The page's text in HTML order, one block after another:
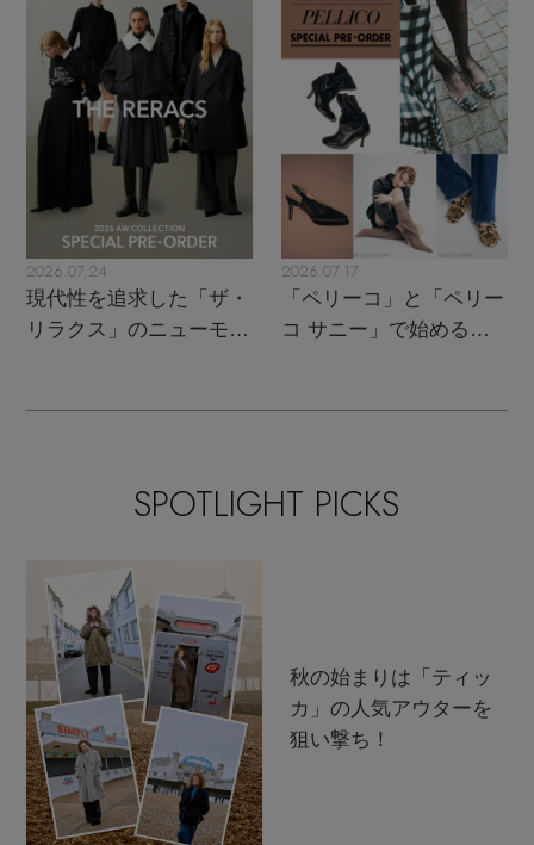
2026.07.24
現代性を追求した「ザ・
リラクス」のニューモダ
2026.07.17
「ペリーコ」と「ペリー
コ サニー」で始める秋
SPOTLIGHT PICKS
秋の始まりは「ティッ
カ」の人気アウターを
狙い撃ち！